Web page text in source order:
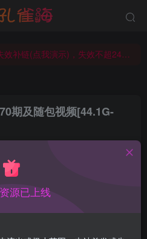
链(点我演示)，失效不超24小时，
链(点我演示)，失效不超24小时，
期及随包视频[44.1G-
关注
，特有东欧人美女的丰盈，
源已上线